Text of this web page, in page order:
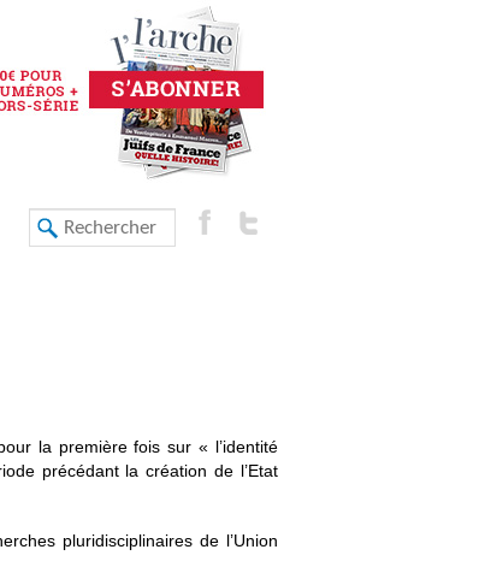
la première fois sur « l’identité
précédant la création de l’Etat
pluridisciplinaires de l’Union